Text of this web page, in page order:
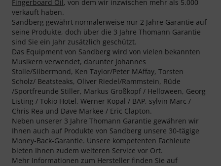
Fingerboard Oil, von dem wir inzwischen mehr als 5.000
verkauft haben.
Sandberg gewährt normalerweise nur 2 Jahre Garantie auf
seine Produkte, doch über die 3 Jahre Thomann Garantie
sind Sie ein Jahr zusätzlich geschützt.
Das Equipment von Sandberg wird von vielen bekannten
Musikern verwendet, darunter Johannes
Stolle/Silbermond, Ken Taylor/Peter MAffay, Torsten
Scholz/ Beatsteaks, Oliver Riedel/Rammstein, Rüde
/Sportfreunde Stiller, Markus Großkopf / Helloween, Georg
Listing / Tokio Hotel, Werner Kopal / BAP, sylvin Marc /
Chris Rea und Dave Markee / Eric Clapton.
Neben unserer 3 Jahre Thomann Garantie gewähren wir
Ihnen auch auf Produkte von Sandberg unsere 30-tägige
Money-Back-Garantie. Unsere kompetenten Fachleute
bieten Ihnen zudem weiteren Service vor Ort.
Mehr Informationen zum Hersteller finden Sie auf